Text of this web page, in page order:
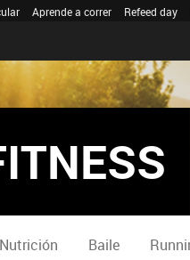
Aprende a correr Refeed day
Nutrición Baile